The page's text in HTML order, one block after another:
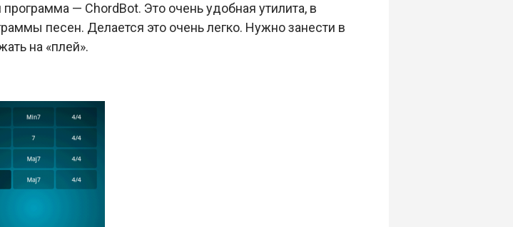
— ChordBot. Это очень удобная утилита, в
песен. Делается это очень легко. Нужно занести в
на «плей».